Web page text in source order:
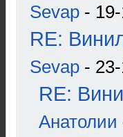
Sevap -
RE:
Sevap -
RE:
Анатолии